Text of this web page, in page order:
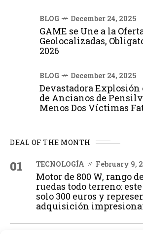
BLOG December 24, 2025
GAME se Une a la
Geolocalizadas,
2026
BLOG December 24, 2025
Devastadora
de Ancianos de
Menos Dos Víctimas
DEAL OF THE MONTH
01 TECNOLOGÍA February 9,
Motor de 800 W, rango
ruedas todo terreno:
solo 300 euros y
adquisición